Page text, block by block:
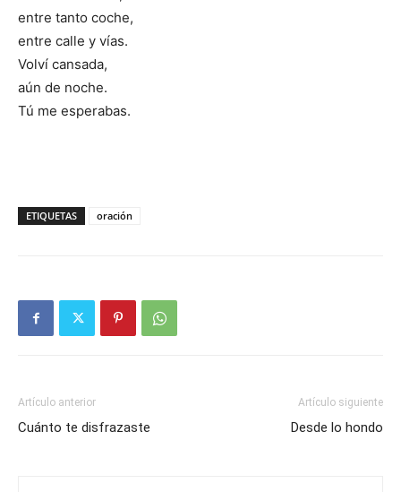
entre tanto coche,
entre calle y vías.
Volví cansada,
aún de noche.
Tú me esperabas.
ETIQUETAS oración
Artículo anterior
Cuánto te disfrazaste
Artículo siguiente
Desde lo hondo